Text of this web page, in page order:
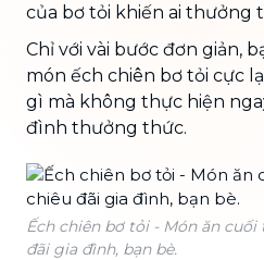
của bơ tỏi khiến ai thưởng
Chỉ với vài bước đơn giản,
món ếch chiên bơ tỏi cực
gì mà không thực hiện
đình thưởng thức.
Ếch chiên bơ tỏi - Món ăn
đãi gia đình, bạn bè.